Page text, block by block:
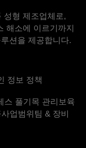
성형 제조업체로,
해소에 이르기까지
션을 제공합니다.
정보 정책
스 풀기 목 관리 보육
사업범위 팀 & 장비